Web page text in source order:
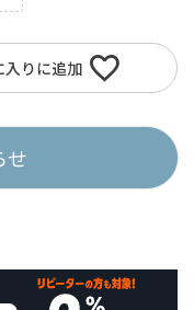
入りに追加
せ